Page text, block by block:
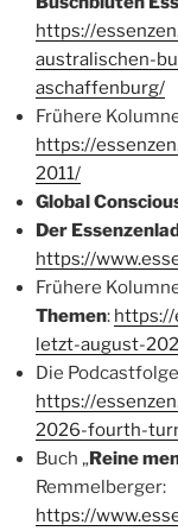
https://
australischen-
aschaffenburg/
Frühere
https://
2011/
Global
Der
https://
Frühere
Themen: https://
letzt-august-
Die
https://
2026-fourth-
Buch „Reine
Remmelberger:
https://